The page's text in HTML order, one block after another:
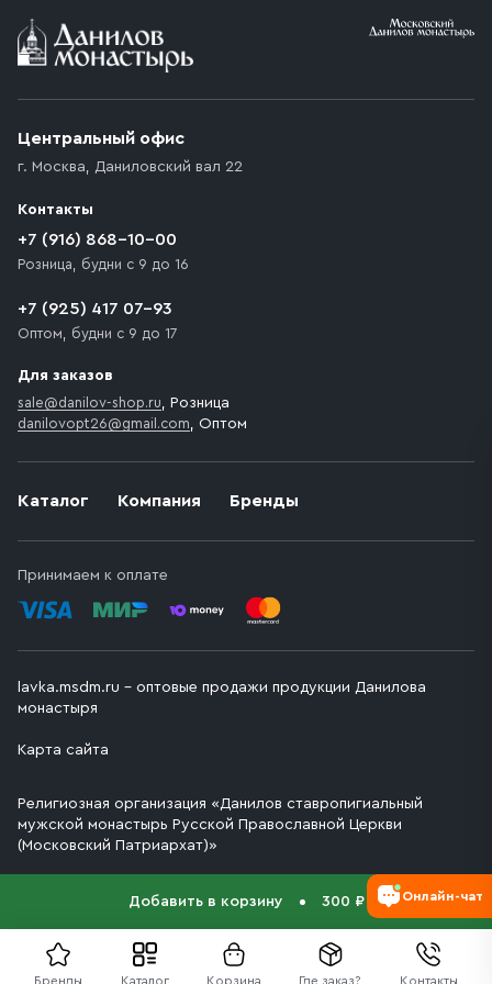
Бренды Каталог Корзина Где заказ? Контакты
Добавить в корзину 300 ₽
Условия доставки
возникают препятствия для подъезда автомобиля,
которое максимально близко к месту запланированной
движения. Если на территории места назначения
доставки предусмотрен платный въезд, то Покупателю
необходимо компенсировать стоимость въезда
Каталог Компания Бренды
Принимаем к оплате
Центральный офис
г. Москва, Даниловский вал 22
Контакты
+7 (916) 868-10-00
Розница, будни с 9 до 16
+7 (925) 417 07-93
Оптом, будни с 9 до 17
Для заказов
sale@danilov-shop.ru, Розница
danilovopt26@gmail.com, Оптом
lavka.msdm.ru – оптовые продажи продукции Данилова
монастыря
Карта сайта
Религиозная организация «Данилов ставропигиальный
мужской монастырь Русской Православной Церкви
(Московский Патриархат)»
Онлайн-чат